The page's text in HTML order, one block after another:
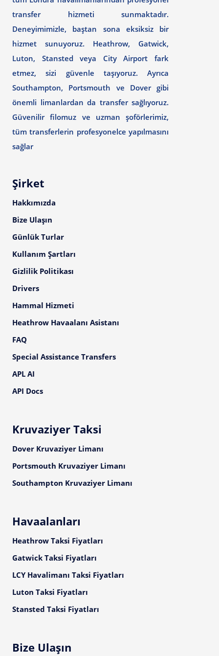
transfer hizmeti sunmaktadır.
Deneyimimizle, baştan sona eksiksiz bir
hizmet sunuyoruz. Heathrow, Gatwick,
Luton, Stansted veya City Airport fark
etmez, sizi güvenle taşıyoruz. Ayrıca
Southampton, Portsmouth ve Dover gibi
önemli limanlardan da transfer sağlıyoruz.
Güvenilir filomuz ve uzman şoförlerimiz,
tüm transferlerin profesyonelce yapılmasını
sağlar
Şirket
Hakkımızda
Bize Ulaşın
Günlük Turlar
Kullanım Şartları
Gizlilik Politikası
Drivers
Hammal Hizmeti
Heathrow Havaalanı Asistanı
FAQ
Special Assistance Transfers
APL AI
API Docs
Kruvaziyer Taksi
Dover Kruvaziyer Limanı
Portsmouth Kruvaziyer Limanı
Southampton Kruvaziyer Limanı
Havaalanları
Heathrow Taksi Fiyatları
Gatwick Taksi Fiyatları
LCY Havalimanı Taksi Fiyatları
Luton Taksi Fiyatları
Stansted Taksi Fiyatları
Bize Ulaşın